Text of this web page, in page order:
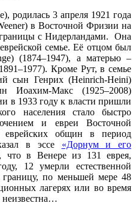
родилась 3 апреля 1921 года
в Восточной Фризии на
границы с Нидерландами. Она
семье. Её отцом был
(1874–1947), а матерью –
Кроме Рут, в семье
сын Генрих (Heinrich-Heini)
Иоахим-Макс (1925–2008)
в 1933 году к власти пришли
населения стало быстро
и евреи Восточной
общин в период
в эссе «Дорнум и его
в Венере из 131 еврея,
12 умерли естественной
по меньшей мере 48
лагерях или во время
неизвестна…